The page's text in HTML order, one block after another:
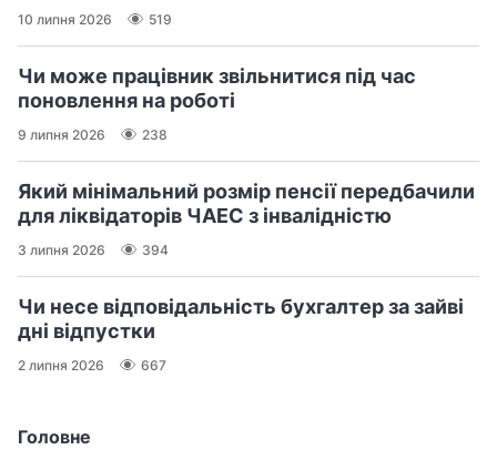
Головне
10 липня 2026 519
Чи може працівник звільнитися під час
поновлення на роботі
9 липня 2026 238
Який мінімальний розмір пенсії передбачили
для ліквідаторів ЧАЕС з інвалідністю
3 липня 2026 394
Чи несе відповідальність бухгалтер за зайві
дні відпустки
2 липня 2026 667